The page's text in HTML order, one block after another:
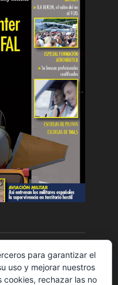
para garantizar el
uso y mejorar nuestros
cookies, rechazar las no